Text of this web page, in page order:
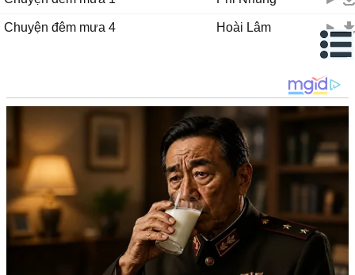
Chuyện đêm mưa 4 Hoài Lâm